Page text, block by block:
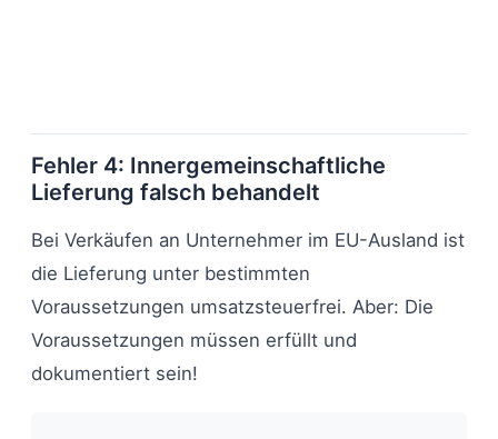
Fehler 4: Innergemeinschaftliche
Lieferung falsch behandelt
Bei Verkäufen an Unternehmer im EU-Ausland ist
die Lieferung unter bestimmten
Voraussetzungen umsatzsteuerfrei. Aber: Die
Voraussetzungen müssen erfüllt und
dokumentiert sein!